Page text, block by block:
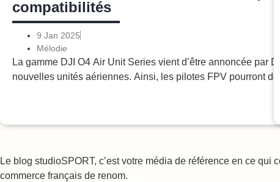
compatibilités
9 Jan 2025
Mélodie
La gamme DJI O4 Air Unit Series vient d’être annoncée par
nouvelles unités aériennes. Ainsi, les pilotes FPV pourront
Le blog studioSPORT, c’est votre média de référence en ce
commerce français de renom.